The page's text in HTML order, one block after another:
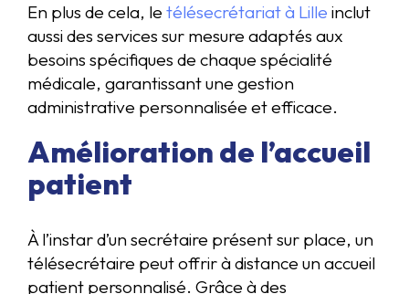
En plus de cela, le télésecrétariat à Lille inclut
aussi des services sur mesure adaptés aux
besoins spécifiques de chaque spécialité
médicale, garantissant une gestion
administrative personnalisée et efficace.
Amélioration de l’accueil
patient
À l’instar d’un secrétaire présent sur place, un
télésecrétaire peut offrir à distance un accueil
patient personnalisé. Grâce à des